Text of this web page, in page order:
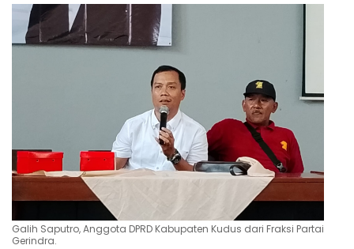
Galih Saputro, Anggota DPRD Kabupaten Kudus dari Fraksi Partai
Gerindra.